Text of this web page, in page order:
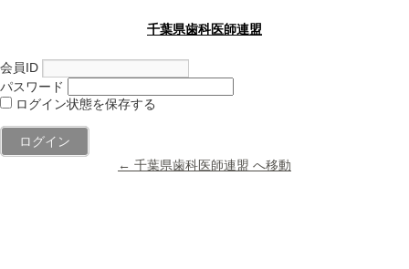
千葉県歯科医師連盟
会員ID
パスワード
ログイン状態を保存する
← 千葉県歯科医師連盟 へ移動